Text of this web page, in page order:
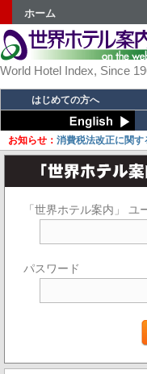
ホーム
World Hotel Index, Since
はじめての方へ
お知らせ： 消費税法改正に関
「世界ホテル案内」 ユ
パスワード